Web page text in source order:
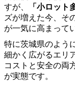
すが、
「小ロット
ズが増えた今、そ
が一気に高まって
特に茨城県のよう
細かく広がるエリ
コストと安全の両
が実態です。